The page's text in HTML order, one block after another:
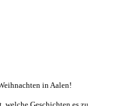
in Aalen!